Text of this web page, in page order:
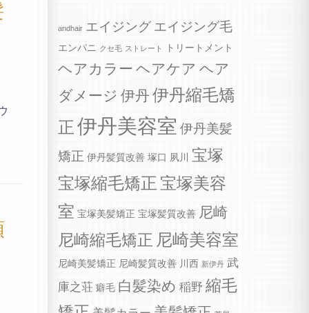
andhair エイジング エイジング毛
エンパニ クセ毛 ストレート トリートメント
ヘアカラー ヘアケア ヘア
ダメージ 伊丹 伊丹縮毛矯
正 伊丹美容室 伊丹美髪
矯正 伊丹髪質改善 塚口 夙川 宝塚
宝塚縮毛矯正 宝塚美容
室 宝塚美髪矯正 宝塚髪質改善 尼崎
尼崎縮毛矯正 尼崎美容室
尼崎美髪矯正 尼崎髪質改善 川西 新伊丹 武
庫之荘 癖毛 白髪染め 稲野 縮毛